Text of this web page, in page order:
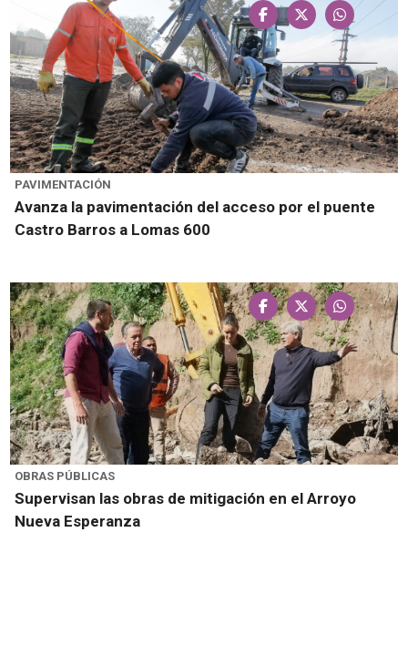
PAVIMENTACIÓN
Avanza la pavimentación del acceso por el puente
Castro Barros a Lomas 600
OBRAS PÚBLICAS
Supervisan las obras de mitigación en el Arroyo
Nueva Esperanza